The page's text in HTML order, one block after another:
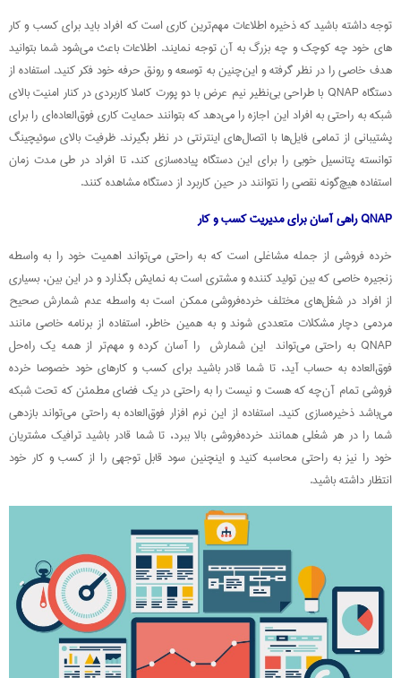
توجه داشته باشید که ذخیره اطلاعات مهم‌ترین کاری است که افراد باید برای کسب و کار
های خود چه کوچک و چه بزرگ به آن توجه نمایند. اطلاعات باعث می‌شود شما بتوانید
هدف خاصی را در نظر گرفته و این‌چنین به توسعه و رونق حرفه خود فکر کنید. استفاده از
دستگاه QNAP با طراحی بی‌نظیر نیم عرض با دو پورت کاملا کاربردی در کنار امنیت بالای
شبکه به راحتی به افراد این اجازه را می‌دهد که بتوانند حمایت کاری فوق‌العاده‌ای را برای
پشتیبانی از تمامی فایل‌ها با اتصال‌های اینترنتی در نظر بگیرند. ظرفیت بالای سوئیچینگ
توانسته پتانسیل خوبی را برای این دستگاه پیاده‌سازی کند، تا افراد در طی مدت زمان
استفاده هیچ‌گونه نقصی را نتوانند در حین کاربرد از دستگاه مشاهده کنند.
QNAP راهی آسان برای مدیریت کسب و کار
خرده فروشی از جمله مشاغلی است که به راحتی می‌تواند اهمیت خود را به واسطه
زنجیره خاصی که بین تولید کننده و مشتری است به نمایش بگذارد و در این بین، بسیاری
از افراد در شغل‌های مختلف خرده‌فروشی ممکن است به واسطه عدم شمارش صحیح
مردمی دچار مشکلات متعددی شوند و به همین خاطر، استفاده از برنامه خاصی مانند
QNAP به راحتی می‌تواند این شمارش را آسان کرده و مهم‌تر از همه یک راه‌حل
فوق‌العاده به حساب آید، تا شما قادر باشید برای کسب و کارهای خود خصوصا خرده
فروشی تمام آن‌چه که هست و نیست را به راحتی در یک فضای مطمئن که تحت شبکه
می‌باشد ذخیره‌سازی کنید. استفاده از این نرم افزار فوق‌العاده به راحتی می‌تواند بازدهی
شما را در هر شغلی همانند خرده‌فروشی بالا ببرد، تا شما قادر باشید ترافیک مشتریان
خود را نیز به راحتی محاسبه کنید و اینچنین سود قابل توجهی را از کسب و کار خود
انتظار داشته باشید.